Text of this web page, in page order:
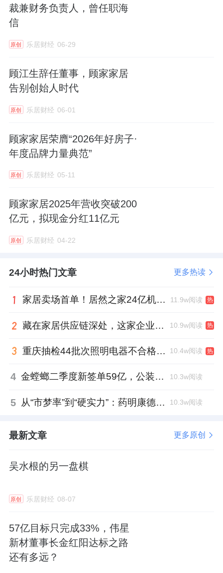
裁兼财务负责人，曾任职海
信
原创 乐居财经 06-29
顾江生辞任董事，顾家家居
告别创始人时代
原创 乐居财经 06-01
顾家家居荣膺“2026年好房子·
年度品牌力量典范”
原创 乐居财经 05-11
顾家家居2025年营收突破200
亿元，拟现金分红11亿元
原创 乐居财经 04-22
24小时热门文章 更多热读
家居卖场首单！居然之家24亿机构间REITs获深交所无异议函 11.9w阅读 热
藏在家居供应链深处，这家企业正在悄悄转型 10.9w阅读 热
重庆抽检44批次照明电器不合格，木林森全资子公司被点名 10.4w阅读 热
4 金螳螂二季度新签单59亿，公装业务贡献逾八成 10.3w阅读
5 从“市梦率”到“硬实力”：药明康德如何用业绩填平2021年估值鸿沟？ 10.3w阅读
最新文章 更多原创
吴水根的另一盘棋
原创 乐居财经 08-07
57亿目标只完成33%，伟星
新材董事长金红阳达标之路
还有多远？